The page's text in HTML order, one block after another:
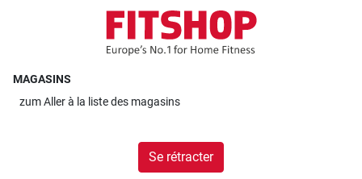
MAGASINS
zumAller à la liste des magasins
Se rétracter